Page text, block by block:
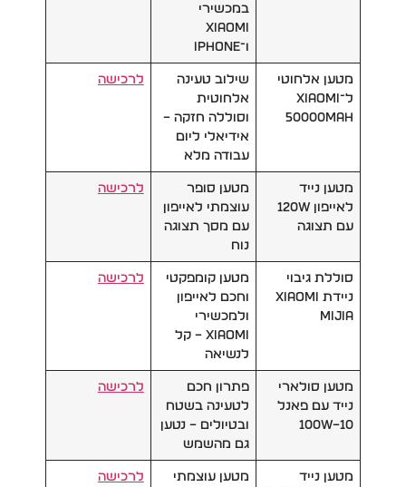
במכשירי
Xiaomi
ו־iPhone
מטען אלחוטי
ל־Xiaomi
50000mAh
שילוב טעינה
אלחוטית
וסוללה חזקה –
אידיאלי ליום
עבודה מלא
לרכישה
מטען נייד
לאייפון 120W
עם תצוגה
מטען סופר
עוצמתי לאייפון
עם מסך תצוגה
נוח
לרכישה
סוללת גיבוי
ניידת Xiaomi
Mijia
מטען קומפקטי
וחכם לאייפון
ולמכשירי
Xiaomi – קל
לנשיאה
לרכישה
מטען סולארי
נייד עם פאנל
10–100W
פתרון חכם
לטעינה בשטח
ובטיולים – נטען
גם מהשמש
לרכישה
מטען נייד
מטען עוצמתי
לרכישה